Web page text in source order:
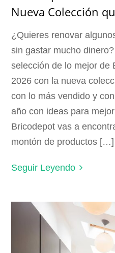
Nueva Colección
¿Quieres renovar
sin gastar mucho
selección de lo mejor de
2026 con la nueva
con lo más vendido y
año con ideas para
Bricodepot vas a
montón de productos […]
Seguir Leyendo